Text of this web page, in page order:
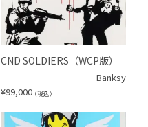
CND SOLDIERS（WCP版）
Banksy
¥99,000 （税込）